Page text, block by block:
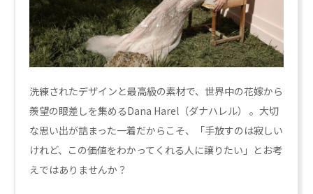
洗練されたデザインと最高級の素材で、世界中の花嫁から
羨望の眼差しを集めるDana Harel（ダナハレル） 。大切
な思い出が詰まった一着だからこそ、「手放すのは寂しい
けれど、この価値をわかってくれる人に譲りたい」とお考
えではありませんか？